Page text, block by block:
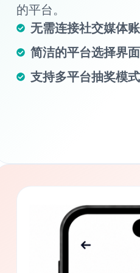
的平台。
无需连接社交媒体
简洁的平台选择界面
支持多平台抽奖模式